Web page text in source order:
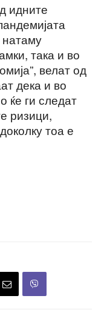
идните
така и во
велат од
дека и во
ќе ги следат
ризици,
тоа е